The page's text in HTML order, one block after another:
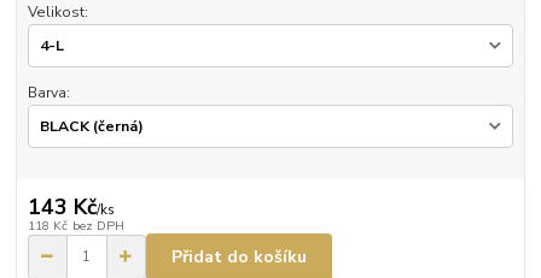
Velikost:
Barva:
143 Kč/ks
118 Kč bez DPH
Přidat do košíku